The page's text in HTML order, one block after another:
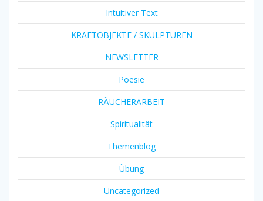
Intuitiver Text
KRAFTOBJEKTE / SKULPTUREN
NEWSLETTER
Poesie
RÄUCHERARBEIT
Spiritualität
Themenblog
Übung
Uncategorized